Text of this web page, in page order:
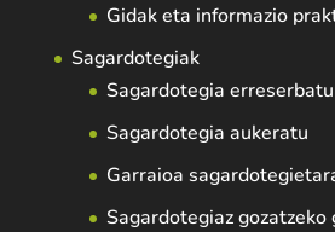
Gidak eta informazio
Sagardotegiak
Sagardotegia erreserbatu
Sagardotegia aukeratu
Garraioa
Sagardotegiaz gozatzeko